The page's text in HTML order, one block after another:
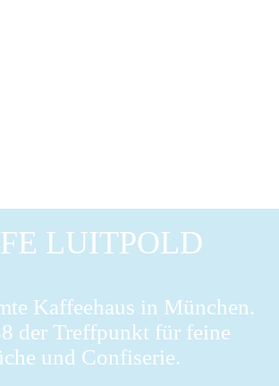
LUITPOLD
Kaffeehaus in München.
der Treffpunkt für feine
und Confiserie.